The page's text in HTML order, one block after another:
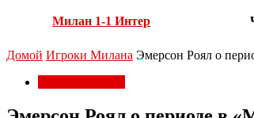
Милан 1-1 Интер
Домой Игроки Милана Эмерсон Роял о